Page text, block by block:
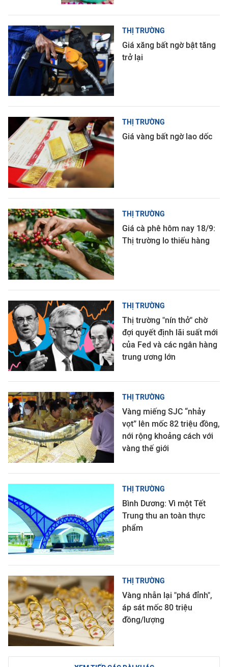
THỊ TRƯỜNG
Giá xăng bất ngờ bật tăng
trở lại
THỊ TRƯỜNG
Giá vàng bất ngờ lao dốc
THỊ TRƯỜNG
Giá cà phê hôm nay 18/9:
Thị trường lo thiếu hàng
THỊ TRƯỜNG
Thị trường "nín thở" chờ
đợi quyết định lãi suất mới
của Fed và các ngân hàng
trung ương lớn
THỊ TRƯỜNG
Vàng miếng SJC “nhảy
vọt” lên mốc 82 triệu đồng,
nới rộng khoảng cách với
vàng thế giới
THỊ TRƯỜNG
Bình Dương: Vì một Tết
Trung thu an toàn thực
phẩm
THỊ TRƯỜNG
Vàng nhẫn lại "phá đỉnh",
áp sát mốc 80 triệu
đồng/lượng